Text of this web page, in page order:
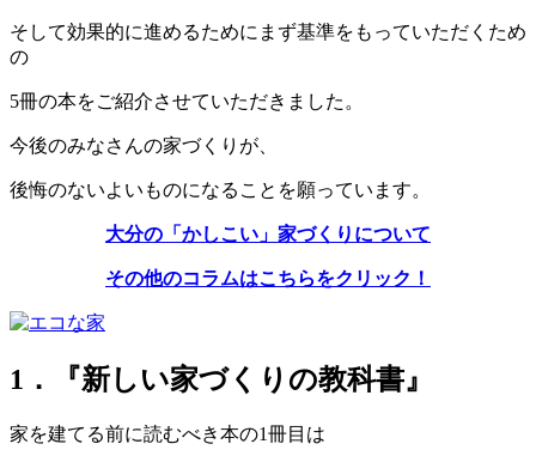
そして効果的に進めるためにまず基準をもっていただくため
の
5冊の本をご紹介させていただきました。
今後のみなさんの家づくりが、
後悔のないよいものになることを願っています。
大分の「かしこい」家づくりについて
その他のコラムはこちらをクリック！
1．『新しい家づくりの教科書』
家を建てる前に読むべき本の1冊目は